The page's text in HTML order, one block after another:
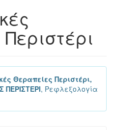
Θεραπείες Περιστέρι,
, Ρεφλεξολογία